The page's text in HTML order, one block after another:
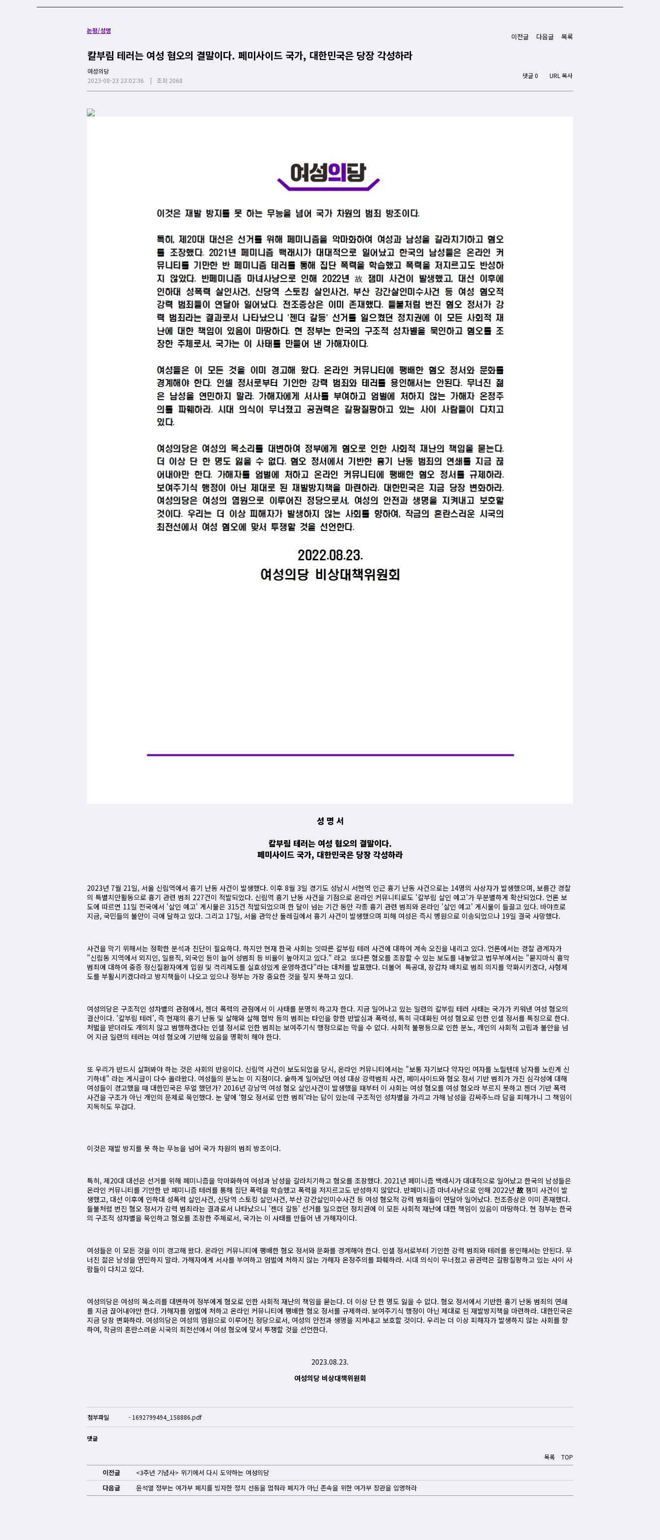
논평/성명
이전글 다음글 목록
칼부림 테러는 여성 혐오의 결말이다. 페미사이드 국가, 대한민국은 당장 각성하라
여성의당
2023-08-23 23:02:36
조회 2068
댓글 0 URL 복사
성 명 서
칼부림 테러는 여성 혐오의 결말이다.
페미사이드 국가, 대한민국은 당장 각성하라
2023년 7월 21일, 서울 신림역에서 흉기 난동 사건이 발생했다. 이후 8월 3일 경기도 성남시 서현역 인근 흉기 난동 사건으로는 14명의 사상자가 발생했으며, 보름간 경찰
의 특별치안활동으로 흉기 관련 범죄 227건이 적발되었다. 신림역 흉기 난동 사건을 기점으로 온라인 커뮤니티로도 '칼부림 살인 예고'가 무분별하게 확산되었다. 언론 보
도에 따르면 11일 전국에서 '살인 예고' 게시물은 315건 적발되었으며 한 달이 넘는 기간 동안 각종 흉기 관련 범죄와 온라인 '살인 예고' 게시물이 들끓고 있다. 바야흐로
지금, 국민들의 불안이 극에 달하고 있다. 그리고 17일, 서울 관악산 둘레길에서 흉기 사건이 발생했으며 피해 여성은 즉시 병원으로 이송되었으나 19일 결국 사망했다.
사건을 막기 위해서는 정확한 분석과 진단이 필요하다. 하지만 현재 한국 사회는 잇따른 칼부림 테러 사건에 대하여 계속 오진을 내리고 있다. 언론에서는 경찰 관계자가
"신림동 지역에서 외지인, 일용직, 외국인 등이 늘어 성범죄 등 비율이 높아지고 있다." 라고 또다른 혐오를 조장할 수 있는 보도를 내놓았고 법무부에서는 "묻지마식 흉악
범죄에 대하여 중증 정신질환자에게 입원 및 격리제도를 실효성있게 운영하겠다"라는 대처를 발표했다. 더불어 특공대, 장갑차 배치로 범죄 의지를 약화시키겠다, 사형제
도를 부활시키겠다라고 방지책들이 나오고 있으나 정부는 가장 중요한 것을 짚지 못하고 있다.
여성의당은 구조적인 성차별의 관점에서, 젠더 폭력의 관점에서 이 사태를 분명히 하고자 한다. 지금 일어나고 있는 일련의 칼부림 테러 사태는 국가가 키워낸 여성 혐오의
결산이다. '칼부림 테러’, 즉 현재의 흉기 난동 및 살해와 살해 협박 등의 범죄는 타인을 향한 반발심과 폭력성, 특히 극대화된 여성 혐오로 인한 인셀 정서를 특징으로 한다.
처벌을 받더라도 개의치 않고 범행하겠다는 인셀 정서로 인한 범죄는 보여주기식 행정으로는 막을 수 없다. 사회적 불평등으로 인한 분노, 개인의 사회적 고립과 불안을 넘
어 지금 일련의 테러는 여성 혐오에 기반해 있음을 명확히 해야 한다.
또 우리가 반드시 살펴봐야 하는 것은 사회의 반응이다. 신림역 사건이 보도되었을 당시, 온라인 커뮤니티에서는 "보통 자기보다 약자인 여자를 노릴텐데 남자를 노린게 신
기하네" 라는 게시글이 다수 올라왔다. 여성들의 분노는 이 지점이다. 숱하게 일어났던 여성 대상 강력범죄 사건, 페미사이드와 혐오 정서 기반 범죄가 가진 심각성에 대해
여성들이 경고했을 때 대한민국은 무얼 했던가? 2016년 강남역 여성 혐오 살인사건이 발생했을 때부터 이 사회는 여성 혐오를 여성 혐오라 부르지 못하고 젠더 기반 폭력
사건을 구조가 아닌 개인의 문제로 묵인했다. 눈 앞에 ‘혐오 정서로 인한 범죄’라는 답이 있는데 구조적인 성차별을 가리고 가해 남성을 감싸주느라 답을 피해가니 그 책임이
지독히도 무겁다.
이것은 재발 방지를 못 하는 무능을 넘어 국가 차원의 범죄 방조이다.
특히, 제20대 대선은 선거를 위해 페미니즘을 악마화하여 여성과 남성을 갈라치기하고 혐오를 조장했다. 2021년 페미니즘 백래시가 대대적으로 일어났고 한국의 남성들은
온라인 커뮤니티를 기만한 반 페미니즘 테러를 통해 집단 폭력을 학습했고 폭력을 저지르고도 반성하지 않았다. 반페미니즘 마녀사냥으로 인해 2022년 故 잼미 사건이 발
생했고, 대선 이후에 인하대 성폭력 살인사건, 신당역 스토킹 살인사건, 부산 강간살인미수사건 등 여성 혐오적 강력 범죄들이 연달아 일어났다. 전조증상은 이미 존재했다.
들불처럼 번진 혐오 정서가 강력 범죄라는 결과로서 나타났으니 '젠더 갈등' 선거를 일으켰던 정치권에 이 모든 사회적 재난에 대한 책임이 있음이 마땅하다. 현 정부는 한국
의 구조적 성차별을 묵인하고 혐오를 조장한 주체로서, 국가는 이 사태를 만들어 낸 가해자이다.
여성들은 이 모든 것을 이미 경고해 왔다. 온라인 커뮤니티에 팽배한 혐오 정서와 문화를 경계해야 한다. 인셀 정서로부터 기인한 강력 범죄와 테러를 용인해서는 안된다. 무
너진 젊은 남성을 연민하지 말라. 가해자에게 서사를 부여하고 엄벌에 처하지 않는 가해자 온정주의를 파훼하라. 시대 의식이 무너졌고 공권력은 갈팡질팡하고 있는 사이 사
람들이 다치고 있다.
여성의당은 여성의 목소리를 대변하여 정부에게 혐오로 인한 사회적 재난의 책임을 묻는다. 더 이상 단 한 명도 잃을 수 없다. 혐오 정서에서 기반한 흉기 난동 범죄의 연쇄
를 지금 끊어내야만 한다. 가해자를 엄벌에 처하고 온라인 커뮤니티에 팽배한 혐오 정서를 규제하라. 보여주기식 행정이 아닌 제대로 된 재발방지책을 마련하라. 대한민국은
지금 당장 변화하라. 여성의당은 여성의 염원으로 이루어진 정당으로서, 여성의 안전과 생명을 지켜내고 보호할 것이다. 우리는 더 이상 피해자가 발생하지 않는 사회를 향
하여, 작금의 혼란스러운 시국의 최전선에서 여성 혐오에 맞서 투쟁할 것을 선언한다.
2023.08.23.
여성의당 비상대책위원회
첨부파일 1692799494_158886.pdf
댓글
목록 TOP
이전글
<3주년 기념사> 위기에서 다시 도약하는 여성의당
다음글
윤석열 정부는 여가부 폐지를 빙자한 정치 선동을 멈춰라 폐지가 아닌 존속을 위한 여가부 장관을 임명하라